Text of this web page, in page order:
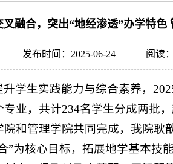
融合，突出“地经渗透”办学特
发布时间：2025-06-24 阅读：
学生实践能力与综合素养，
业，共计234名学生分成两批
和管理学院共同完成，我院耿
”为核心目标，拓展地学基本技